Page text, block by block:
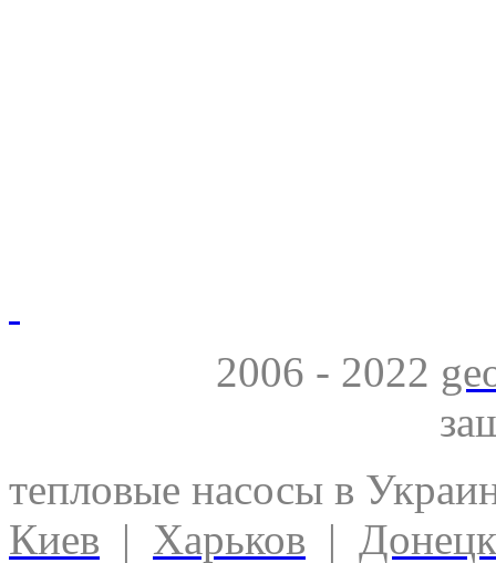
2006 - 2022
тепловые насосы в
Киев | Харьков | Донецк